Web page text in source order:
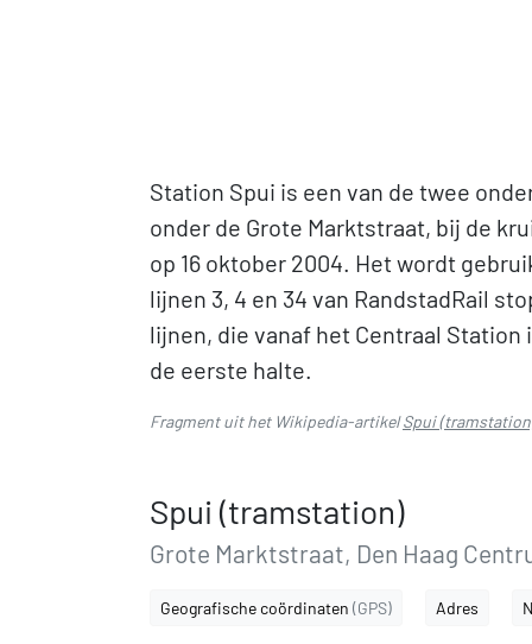
Station Spui is een van de twee
onder de Grote Marktstraat, bij de
op 16 oktober 2004. Het wordt
lijnen 3, 4 en 34 van RandstadRail
lijnen, die vanaf het Centraal
de eerste halte.
Fragment uit het Wikipedia-artikelSpui
Spui (tramstation)
Grote Marktstraat, Den Haag
Geografische coördinaten (GPS) Adres